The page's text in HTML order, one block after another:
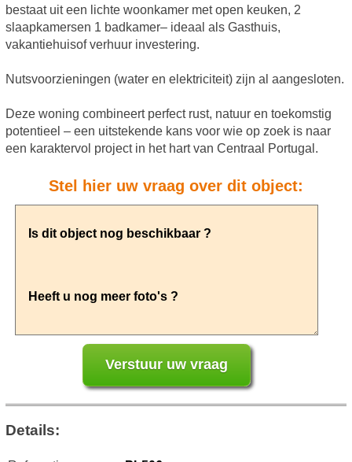
bestaat uit een lichte woonkamer met open keuken, 2
slaapkamersen 1 badkamer– ideaal als Gasthuis,
vakantiehuisof verhuur investering.
Nutsvoorzieningen (water en elektriciteit) zijn al aangesloten.
Deze woning combineert perfect rust, natuur en toekomstig
potentieel – een uitstekende kans voor wie op zoek is naar
een karaktervol project in het hart van Centraal Portugal.
Stel hier uw vraag over dit object:
Details: